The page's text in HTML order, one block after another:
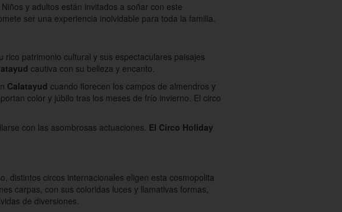
y adultos están invitados a soñar con este
ser una experiencia inolvidable para toda la familia.
rico patrimonio cultural y sus espectaculares paisajes
cautiva con su belleza y encanto.
Calatayud cuando florecen los campos de almendros y
color y júbilo tras los meses de frío invierno. El circo
con las asombrosas actuaciones. El Circo Holiday
distintos circos internacionales eligen esta cosmopolita
carpas, con sus coloridas luces y llamativas formas,
de diversiones.